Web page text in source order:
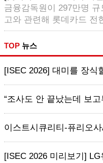
금융감독원이 297만명
고와 관련해 롯데카드 전
TOP 뉴스
[ISEC 2026] 대미를 장식
“조사도 안 끝났는데 보
이스트시큐리티-퓨리오사
[ISEC 2026 미리보기]